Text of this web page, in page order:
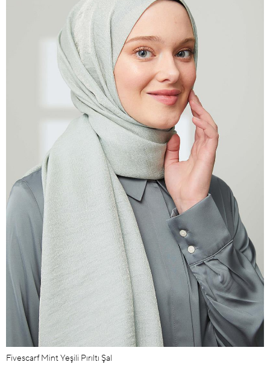
Fivescarf Mint Yeşili Pırıltı Şal